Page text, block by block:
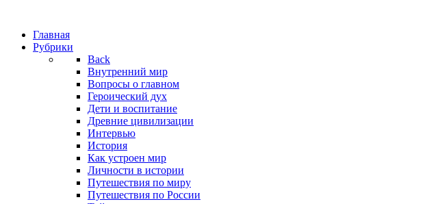
Главная
Рубрики
Back
Внутренний мир
Вопросы о главном
Героический дух
Дети и воспитание
Древние цивилизации
Интервью
История
Как устроен мир
Личности в истории
Путешествия по миру
Путешествия по России